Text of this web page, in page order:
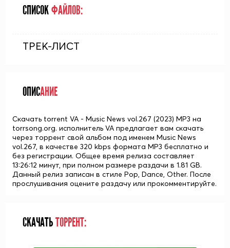
СПИСОКФАЙЛОВ:
ТРЕК-ЛИСТ
ОПИСАНИЕ
Скачать torrent VA - Music News vol.267 (2023) MP3 на
torrsong.org. исполнитель VA предлагает вам скачать
через торрент свой альбом под именем Music News
vol.267, в качестве 320 kbps формата MP3 бесплатно и
без регистрации. Общее время релиза составляет
13:26:12 минут, при полном размере раздачи в 1.81 GB.
Данный релиз записан в стиле Pop, Dance, Other. После
прослушивания оцените раздачу или прокомментируйте.
СКАЧАТЬТОРРЕНТ: